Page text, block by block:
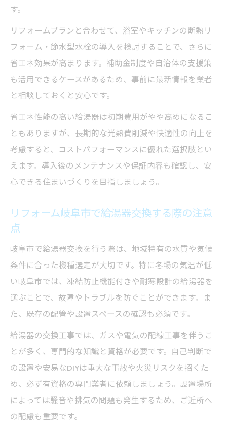
す。
リフォームプランと合わせて、浴室やキッチンの断熱リ
フォーム・節水型水栓の導入を検討することで、さらに
省エネ効果が高まります。補助金制度や自治体の支援策
も活用できるケースがあるため、事前に最新情報を業者
と相談しておくと安心です。
省エネ性能の高い給湯器は初期費用がやや高めになるこ
ともありますが、長期的な光熱費削減や快適性の向上を
考慮すると、コストパフォーマンスに優れた選択肢とい
えます。導入後のメンテナンスや保証内容も確認し、安
心できる住まいづくりを目指しましょう。
リフォーム岐阜市で給湯器交換する際の注意
点
岐阜市で給湯器交換を行う際は、地域特有の水質や気候
条件に合った機種選定が大切です。特に冬場の気温が低
い岐阜市では、凍結防止機能付きや耐寒設計の給湯器を
選ぶことで、故障やトラブルを防ぐことができます。ま
た、既存の配管や設置スペースの確認も必須です。
給湯器の交換工事では、ガスや電気の配線工事を伴うこ
とが多く、専門的な知識と資格が必要です。自己判断で
の設置や安易なDIYは重大な事故や火災リスクを招くた
め、必ず有資格の専門業者に依頼しましょう。設置場所
によっては騒音や排気の問題も発生するため、ご近所へ
の配慮も重要です。